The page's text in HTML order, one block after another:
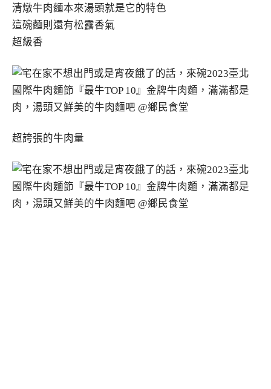
清燉牛肉麵本來湯頭就是它的特色
這碗麵則還有松露香氣
超級香
超誇張的牛肉量